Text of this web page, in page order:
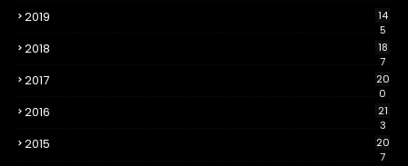
2019
14
5
2018
18
7
2017
20
0
2016
21
3
2015
20
7